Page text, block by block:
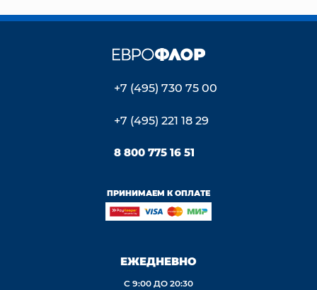
+7 (495) 730 75 00
+7 (495) 221 18 29
8 800 775 16 51
ПРИНИМАЕМ К ОПЛАТЕ
ЕЖЕДНЕВНО
С 9:00 ДО 20:30